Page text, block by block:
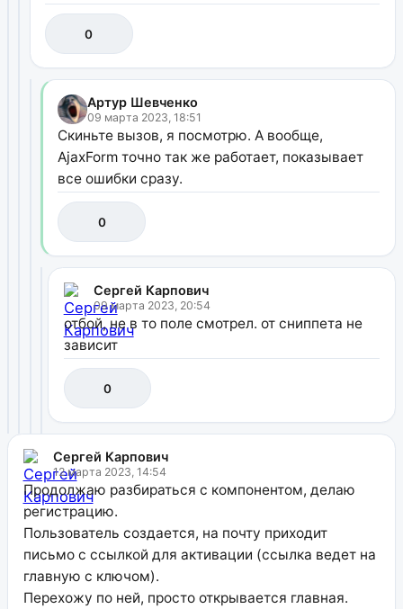
0
Артур Шевченко
09 марта 2023, 18:51
Скиньте вызов, я посмотрю. А вообще,
AjaxForm точно так же работает, показывает
все ошибки сразу.
0
Сергей Карпович
09 марта 2023, 20:54
отбой, не в то поле смотрел. от сниппета не
зависит
0
Сергей Карпович
12 марта 2023, 14:54
Продолжаю разбираться с компонентом, делаю
регистрацию.
Пользователь создается, на почту приходит
письмо с ссылкой для активации (ссылка ведет на
главную с ключом).
Перехожу по ней, просто открывается главная.